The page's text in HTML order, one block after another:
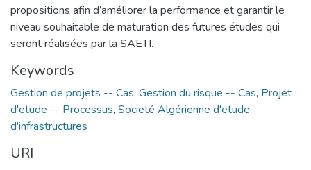
propositions afin d’améliorer la performance et garantir le
niveau souhaitable de maturation des futures études qui
seront réalisées par la SAETI.
Keywords
Gestion de projets -- Cas, Gestion du risque -- Cas, Projet
d'etude -- Processus, Societé Algérienne d'etude
d'infrastructures
URI